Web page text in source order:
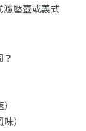
壓壺或義式
）